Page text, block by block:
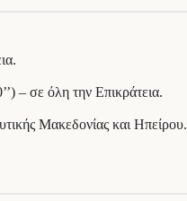
– σε όλη την Επικράτεια.
Μακεδονίας και Ηπείρου.